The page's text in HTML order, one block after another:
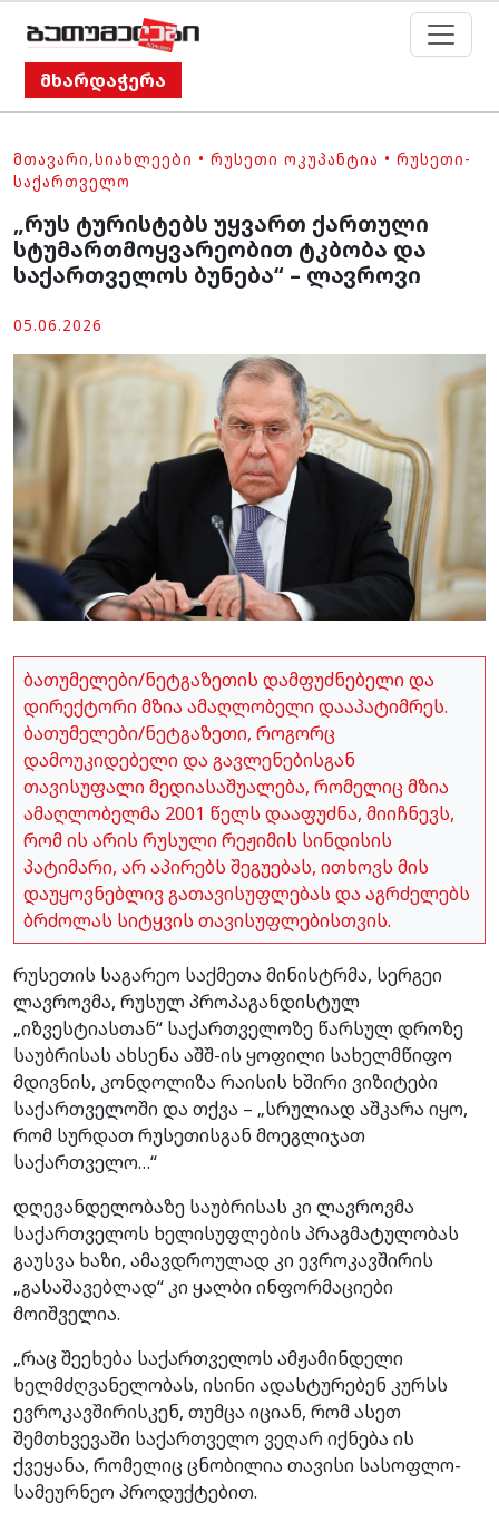
მხარდაჭერა
ᲛᲗᲐᲕᲐᲠᲘ,ᲡᲘᲐᲮᲚᲔᲔᲑᲘ • ᲠᲣᲡᲔᲗᲘ ᲝᲙᲣᲞᲐᲜᲢᲘᲐ • ᲠᲣᲡᲔᲗᲘ-
ᲡᲐᲥᲐᲠᲗᲕᲔᲚᲝ
„რუს ტურისტებს უყვართ ქართული
სტუმართმოყვარეობით ტკბობა და
საქართველოს ბუნება“ – ლავროვი
05.06.2026
ბათუმელები/ნეტგაზეთის დამფუძნებელი და
დირექტორი მზია ამაღლობელი დააპატიმრეს.
ბათუმელები/ნეტგაზეთი, როგორც
დამოუკიდებელი და გავლენებისგან
თავისუფალი მედიასაშუალება, რომელიც მზია
ამაღლობელმა 2001 წელს დააფუძნა, მიიჩნევს,
რომ ის არის რუსული რეჟიმის სინდისის
პატიმარი, არ აპირებს შეგუებას, ითხოვს მის
დაუყოვნებლივ გათავისუფლებას და აგრძელებს
ბრძოლას სიტყვის თავისუფლებისთვის.
რუსეთის საგარეო საქმეთა მინისტრმა, სერგეი
ლავროვმა, რუსულ პროპაგანდისტულ
„იზვესტიასთან“ საქართველოზე წარსულ დროზე
საუბრისას ახსენა აშშ-ის ყოფილი სახელმწიფო
მდივნის, კონდოლიზა რაისის ხშირი ვიზიტები
საქართველოში და თქვა – „სრულიად აშკარა იყო,
რომ სურდათ რუსეთისგან მოეგლიჯათ
საქართველო…“
დღევანდელობაზე საუბრისას კი ლავროვმა
საქართველოს ხელისუფლების პრაგმატულობას
გაუსვა ხაზი, ამავდროულად კი ევროკავშირის
„გასაშავებლად“ კი ყალბი ინფორმაციები
მოიშველია.
„რაც შეეხება საქართველოს ამჟამინდელი
ხელმძღვანელობას, ისინი ადასტურებენ კურსს
ევროკავშირისკენ, თუმცა იციან, რომ ასეთ
შემთხვევაში საქართველო ვეღარ იქნება ის
ქვეყანა, რომელიც ცნობილია თავისი სასოფლო-
სამეურნეო პროდუქტებით.